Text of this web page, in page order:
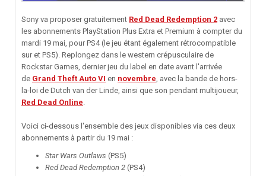
Sony va proposer gratuitement Red Dead Redemption 2 avec
les abonnements PlayStation Plus Extra et Premium à compter du
mardi 19 mai, pour PS4 (le jeu étant également rétrocompatible
sur et PS5). Replongez dans le western crépusculaire de
Rockstar Games, dernier jeu du label en date avant l'arrivée
de Grand Theft Auto VI en novembre, avec la bande de hors-
la-loi de Dutch van der Linde, ainsi que son pendant multijoueur,
Red Dead Online.
Voici ci-dessous l'ensemble des jeux disponibles via ces deux
abonnements à partir du 19 mai :
Star Wars Outlaws (PS5)
Red Dead Redemption 2 (PS4)